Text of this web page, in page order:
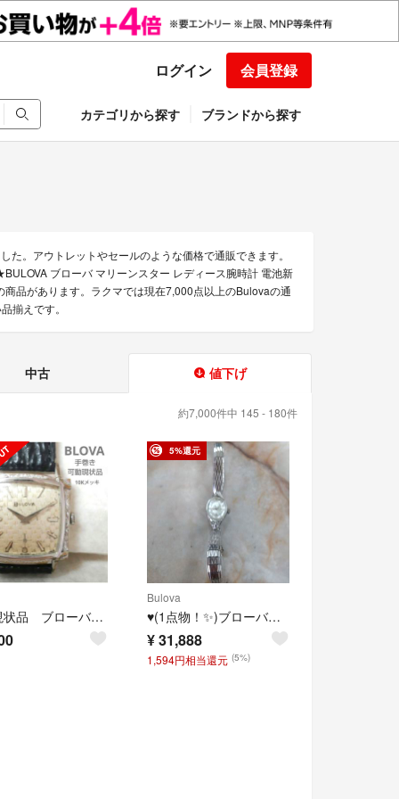
ログイン 会員登録
カテゴリから探す ブランドから探す
。アウトレットやセールのような価格で通販できます。
ブローバ マリーンスター レディース腕時計 電池新
品があります。ラクマでは現在7,000点以上のBulovaの通
揃えです。
中古 値下げ
約7,000件中 145 - 180件
稼働現状品 ブローバ 手巻き 10Kメッキ仕上げ YJ104
5%還元
Bulova
♥(1点物！✨)ブローバー BULOVAウオッチヴィンテージ手巻き時計
¥31,888
1,594円相当還元 (5%)